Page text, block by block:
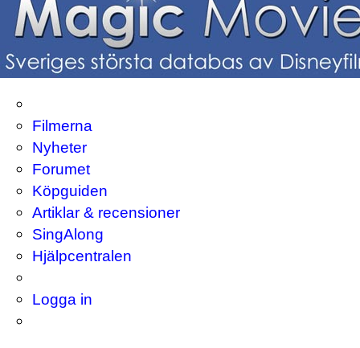
Filmerna
Nyheter
Forumet
Köpguiden
Artiklar & recensioner
SingAlong
Hjälpcentralen
Logga in